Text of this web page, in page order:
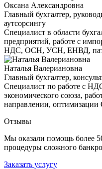
Оксана Александровна
Главный бухгалтер,
аутсорсингу
Специалист в области
предприятий, работе с
НДС, ОСН, УСН, ЕНВД,
Наталья Валериановна
Главный бухгалтер,
Специалист по работе с
экономического союза,
направлении,
Отзывы
Мы оказали помощь более
процедуры сложного
Заказать услугу